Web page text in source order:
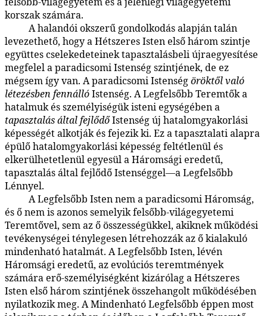
korszak számára.
A halandói okszerű gondolkodás alapján talán
levezethető, hogy a Hétszeres Isten első három szintje
együttes cselekedeteinek tapasztalásbeli újraegyesítése
megfelel a paradicsomi Istenség szintjének, de ez
mégsem így van. A paradicsomi Istenségöröktől való
létezésben fennállóIstenség. A Legfelsőbb Teremtők a
hatalmuk és személyiségük isteni egységében a
tapasztalás által fejlődőIstenség új hatalomgyakorlási
képességét alkotják és fejezik ki. Ez a tapasztalati alapra
épülő hatalomgyakorlási képesség feltétlenül és
elkerülhetetlenül egyesül a Háromsági eredetű,
tapasztalás által fejlődő Istenséggel—a Legfelsőbb
Lénnyel.
A Legfelsőbb Isten nem a paradicsomi Háromság,
és ő nem is azonos semelyik felsőbb-világegyetemi
Teremtővel, sem az ő összességükkel, akiknek működési
tevékenységei ténylegesen létrehozzák az ő kialakuló
mindenható hatalmát. A Legfelsőbb Isten, lévén
Háromsági eredetű, az evolúciós teremtmények
számára erő-személyiségként kizárólag a Hétszeres
Isten első három szintjének összehangolt működésében
nyilatkozik meg. A Mindenható Legfelsőbb éppen most